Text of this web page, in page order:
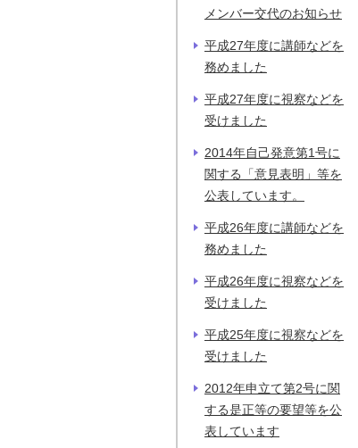
メンバー交代のお知らせ
平成27年度に講師などを
務めました
平成27年度に視察などを
受けました
2014年自己発意第1号に
関する「意見表明」等を
公表しています。
平成26年度に講師などを
務めました
平成26年度に視察などを
受けました
平成25年度に視察などを
受けました
2012年申立て第2号に関
する是正等の要望等を公
表しています